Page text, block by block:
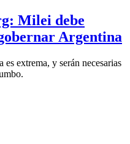
Milei debe
Argentina
extrema, y serán necesarias